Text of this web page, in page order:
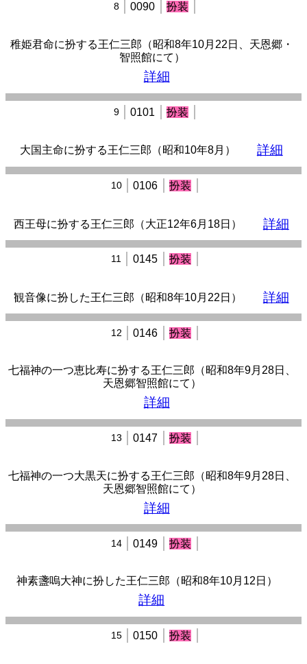
8 0090 扮装
稚姫君命に扮する王仁三郎（昭和8年10月22日、天恩郷・
智照館にて）
詳細
9 0101 扮装
大国主命に扮する王仁三郎（昭和10年8月） 詳細
10 0106 扮装
西王母に扮する王仁三郎（大正12年6月18日） 詳細
11 0145 扮装
観音像に扮した王仁三郎（昭和8年10月22日） 詳細
12 0146 扮装
七福神の一つ恵比寿に扮する王仁三郎（昭和8年9月28日、
天恩郷智照館にて）
詳細
13 0147 扮装
七福神の一つ大黒天に扮する王仁三郎（昭和8年9月28日、
天恩郷智照館にて）
詳細
14 0149 扮装
神素盞嗚大神に扮した王仁三郎（昭和8年10月12日）
詳細
15 0150 扮装